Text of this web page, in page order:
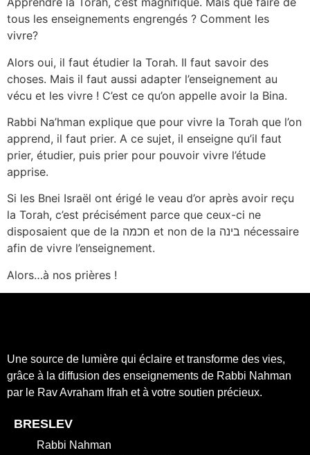
tous les enseignements engrengés ? Comment les
vivre?
Alors oui, il faut étudier la Torah. Il faut savoir des
choses. Mais il faut aussi adapter l’enseignement au
vécu et les vivre ! C’est ce qu’on appelle avoir la Bina.
Rabbi Na’hman explique que pour vivre la Torah que l’on
apprend, il faut prier. A ce sujet, il enseigne qu’il faut
prier, étudier, puis prier pour pouvoir vivre l’étude
apprise.
Si les Bnei Israël ont érigé le veau d’or après avoir reçu
la Torah, c’est précisément parce que ceux-ci ne
disposaient que de la חכמה et non de la בינה nécessaire
afin de vivre l’enseignement.
Alors…à nos prières !
Une source de lumière qui éclaire et transforme des vies,
grâce à la diffusion des enseignements de Rabbi Nahman
par le Rav Avraham Ifrah et à votre soutien précieux.
BRESLEV
Rabbi Nahman